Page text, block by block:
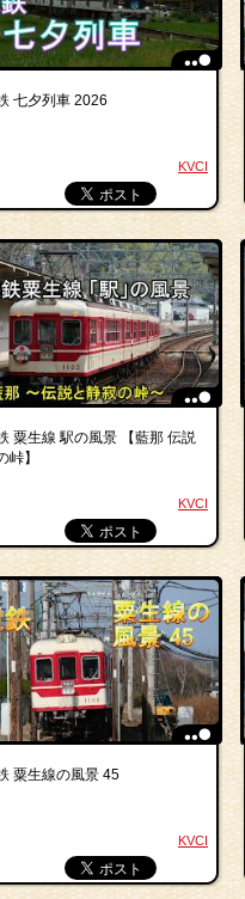
七夕列車 2026
KVCI
粟生線 駅の風景 【藍那 伝説
峠】
KVCI
粟生線の風景 45
KVCI